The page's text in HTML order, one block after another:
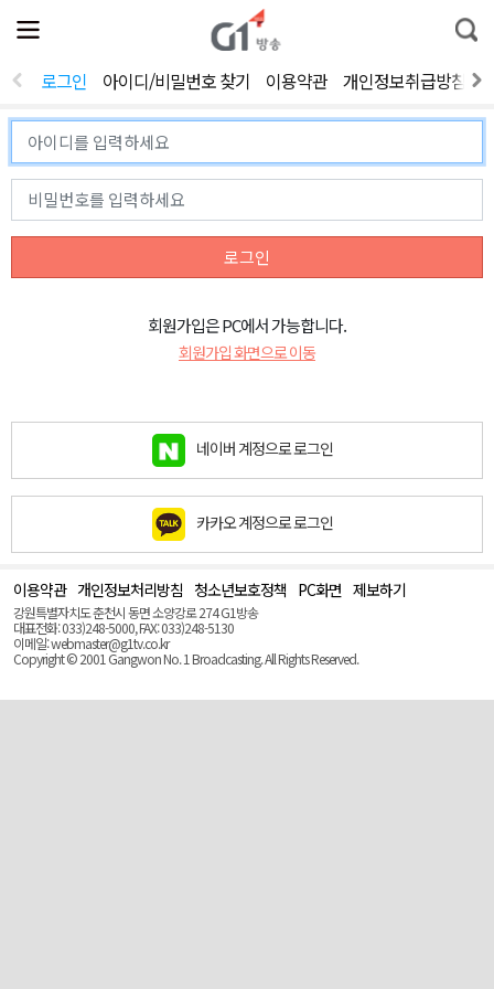
전
체
뉴
열
통
합
색
로그인 아이디/비밀번호 찾기 이용약관 개인정보취급방침
로그인
회원가입은 PC에서 가능합니다.
회원가입 화면으로 이동
네이버 계정으로 로그인
카카오 계정으로 로그인
이용약관 개인정보처리방침 청소년보호정책 PC화면 제보하기
강원특별자치도 춘천시 동면 소양강로 274 G1방송
대표전화: 033)248-5000, FAX: 033)248-5130
이메일: webmaster@g1tv.co.kr
Copyright © 2001 Gangwon No. 1 Broadcasting. All Rights Reserved.